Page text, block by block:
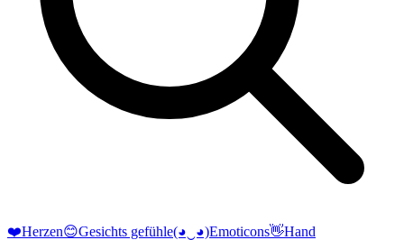
❤️Herzen😊Gesichts gefühle(◕‿◕)Emoticons👋Hand